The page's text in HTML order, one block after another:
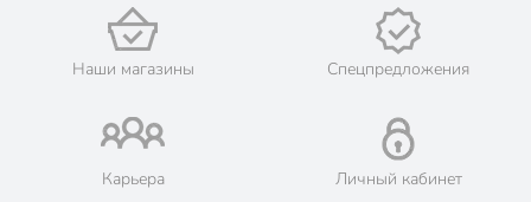
Наши магазины Спецпредложения
Карьера Личный кабинет